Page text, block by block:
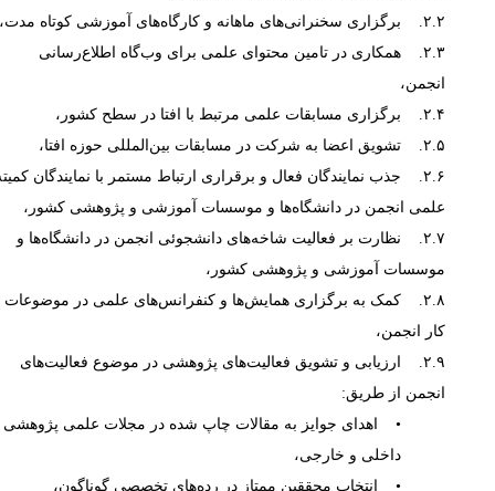
۲.۲. برگزاری سخنرانی‌های ماهانه و کارگاه‌های آموزشی کوتاه مدت،
۲.۳. همکاری در تامین محتوای علمی برای وب‌گاه اطلاع‌رسانی
انجمن،
۲.۴. برگزاری مسابقات علمی مرتبط با افتا در سطح کشور،
۲.۵. تشویق اعضا به شرکت در مسابقات بین‌المللی حوزه افتا،
۲.۶. جذب نمایندگان فعال و برقراری ارتباط مستمر با نمایندگان کمیته
علمی انجمن در دانشگاه‌ها و موسسات آموزشی و پژوهشی کشور،
۲.۷. نظارت بر فعالیت شاخه‌های دانشجوئی انجمن در دانشگاه‌ها و
موسسات آموزشی و پژوهشی کشور،
۲.۸. کمک به برگزاری همایش‌ها و کنفرانس‌های علمی در موضوعات
کار انجمن،
۲.۹. ارزیابی و تشویق فعالیت‌های پژوهشی در موضوع فعالیت‌های
انجمن از طریق:
• اهدای جوایز به مقالات چاپ شده در مجلات علمی پژوهشی
داخلی و خارجی،
• انتخاب محققین ممتاز در رده‌های تخصصی گوناگون،